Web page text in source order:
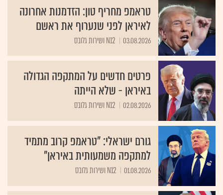
טראמפ מחריף טון: הזדמנות אחרונה
לאיראן לפני שנערוף את ראשם
03.08.2026 N12 ושירות גלובס
פרטים חדשים על המתקפה הגדולה
באיראן - שלא הייתה
02.08.2026 N12 ושירות גלובס
גורם ישראלי: "טראמפ קרוב מתמיד
למתקפה משמעותית באיראן"
01.08.2026 N12 ושירות גלובס